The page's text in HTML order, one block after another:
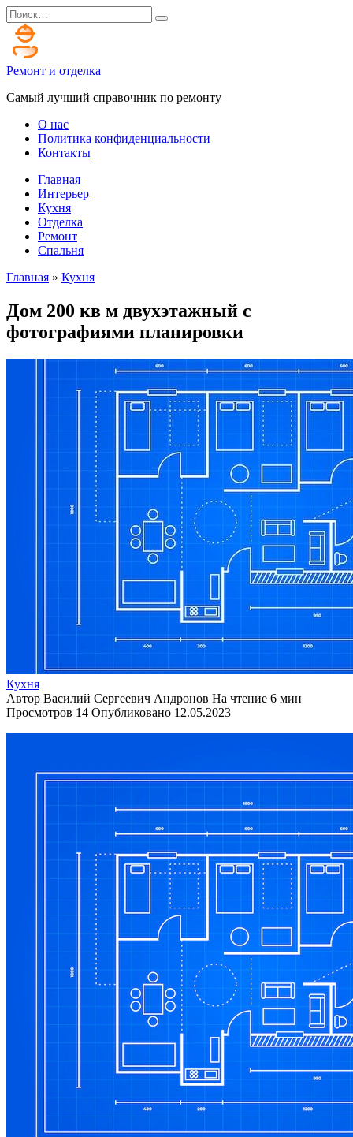
Перейти
к
содержанию
Search
for:
Ремонт и отделка
Самый лучший справочник по ремонту
О нас
Политика конфиденциальности
Контакты
Главная
Интерьер
Кухня
Отделка
Ремонт
Спальня
Главная » Кухня
Дом 200 кв м двухэтажный с
фотографиями планировки
Кухня
Автор Василий Сергеевич Андронов На чтение 6 мин
Просмотров 14 Опубликовано 12.05.2023